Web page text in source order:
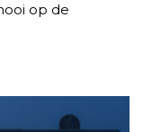
op de